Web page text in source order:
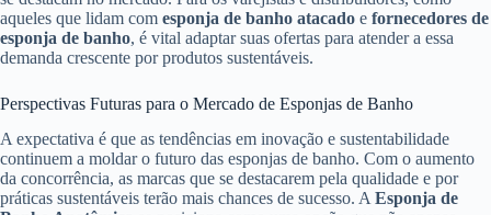
aqueles que lidam com esponja de banho atacado e fornecedores de
esponja de banho, é vital adaptar suas ofertas para atender a essa
demanda crescente por produtos sustentáveis.
Perspectivas Futuras para o Mercado de Esponjas de Banho
A expectativa é que as tendências em inovação e sustentabilidade
continuem a moldar o futuro das esponjas de banho. Com o aumento
da concorrência, as marcas que se destacarem pela qualidade e por
práticas sustentáveis terão mais chances de sucesso. AEsponja de